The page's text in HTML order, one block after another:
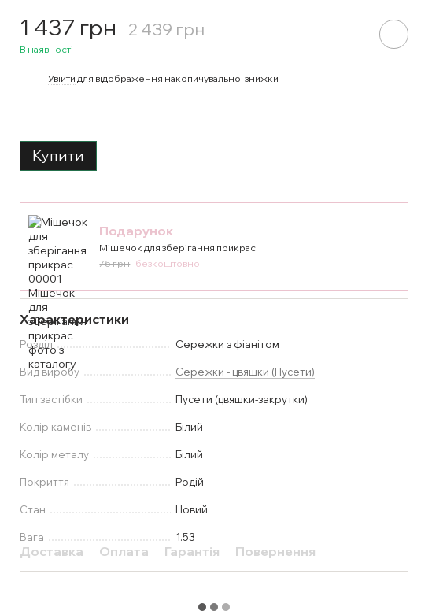
1 437 грн 2 439 грн
В наявності
Увійти для відображення накопичувальної знижки
Купити
Подарунок
Мішечок для зберігання прикрас
75 грн безкоштовно
Характеристики
Розділ Сережки з фіанітом
Вид виробу Сережки - цвяшки (Пусети)
Тип застібки Пусети (цвяшки-закрутки)
Колір каменів Білий
Колір металу Білий
Покриття Родій
Стан Новий
Вага 1.53
Доставка Оплата Гарантія Повернення